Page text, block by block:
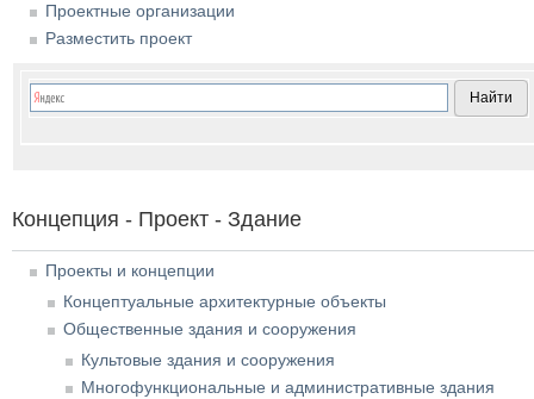
Проектные организации
Разместить проект
Концепция - Проект - Здание
Проекты и концепции
Концептуальные архитектурные объекты
Общественные здания и сооружения
Культовые здания и сооружения
Многофункциональные и административные здания